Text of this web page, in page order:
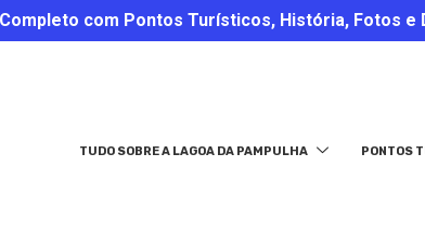
Completo com Pontos Turísticos, História, Fotos e
TUDO SOBRE A LAGOA DA PAMPULHA PONTOS